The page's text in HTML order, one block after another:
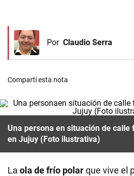
Por Claudio Serra
Compartí esta nota
Una persona en situación de
en Jujuy (Foto ilustrativa)
La ola de frío polarque vive el